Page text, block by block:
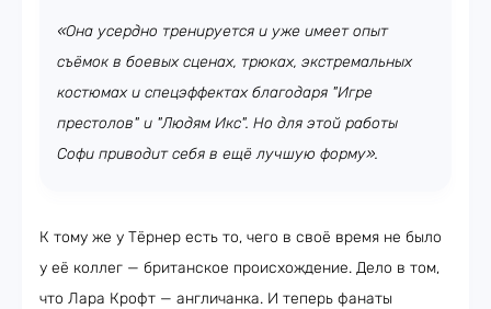
«Она усердно тренируется и уже имеет опыт
съёмок в боевых сценах, трюках, экстремальных
костюмах и спецэффектах благодаря "Игре
престолов" и "Людям Икс". Но для этой работы
Софи приводит себя в ещё лучшую форму».
К тому же у Тёрнер есть то, чего в своё время не было
у её коллег — британское происхождение. Дело в том,
что Лара Крофт — англичанка. И теперь фанаты